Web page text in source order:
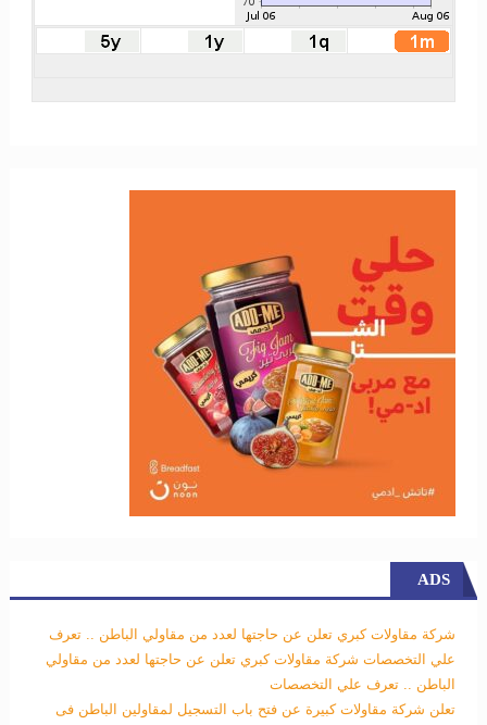
ADS
شركة مقاولات كبري تعلن عن حاجتها لعدد من مقاولي الباطن .. تعرف
علي التخصصات شركة مقاولات كبري تعلن عن حاجتها لعدد من مقاولي
الباطن .. تعرف علي التخصصات
تعلن شركة مقاولات كبيرة عن فتح باب التسجيل لمقاولين الباطن فى